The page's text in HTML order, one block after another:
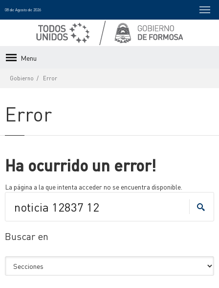
08 de Agosto de 2026
Menu
Gobierno Error
Error
Ha ocurrido un error!
La página a la que intenta acceder no se encuentra disponible.
Buscar en